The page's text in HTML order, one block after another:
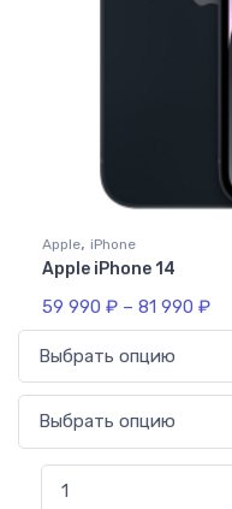
Apple, iPhone
Apple iPhone 14
59 990 ₽ – 81 990 ₽